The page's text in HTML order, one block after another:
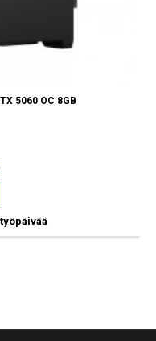
5060 OC 8GB